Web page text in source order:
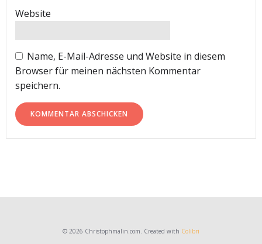
Website
Name, E-Mail-Adresse und Website in diesem
Browser für meinen nächsten Kommentar
speichern.
© 2026 Christophmalin.com. Created with Colibri